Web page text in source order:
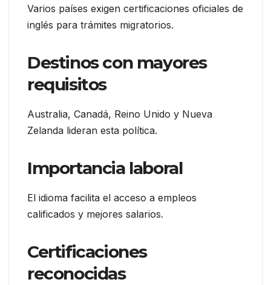
Varios países exigen certificaciones oficiales de
inglés para trámites migratorios.
Destinos con mayores
requisitos
Australia, Canadá, Reino Unido y Nueva
Zelanda lideran esta política.
Importancia laboral
El idioma facilita el acceso a empleos
calificados y mejores salarios.
Certificaciones
reconocidas